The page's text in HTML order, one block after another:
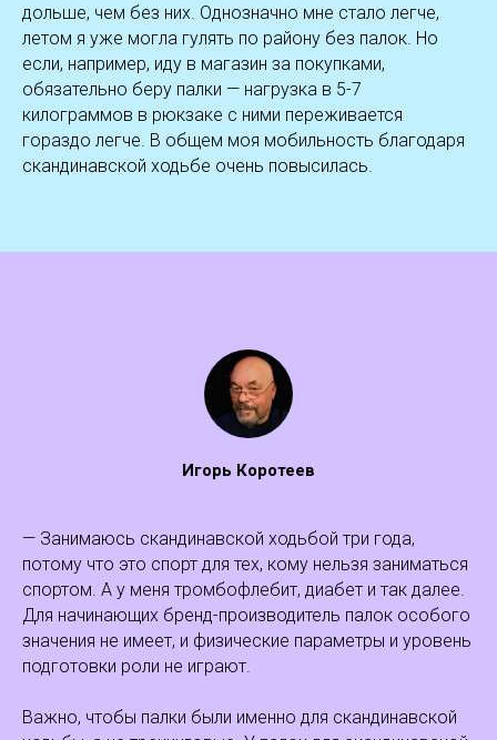
дольше, чем без них. Однозначно мне стало легче,
летом я уже могла гулять по району без палок. Но
если, например, иду в магазин за покупками,
обязательно беру палки — нагрузка в 5-7
килограммов в рюкзаке с ними переживается
гораздо легче. В общем моя мобильность благодаря
скандинавской ходьбе очень повысилась.
Игорь Коротеев
— Занимаюсь скандинавской ходьбой три года,
потому что это спорт для тех, кому нельзя заниматься
спортом. А у меня тромбофлебит, диабет и так далее.
Для начинающих бренд-производитель палок особого
значения не имеет, и физические параметры и уровень
подготовки роли не играют.
Важно, чтобы палки были именно для скандинавской